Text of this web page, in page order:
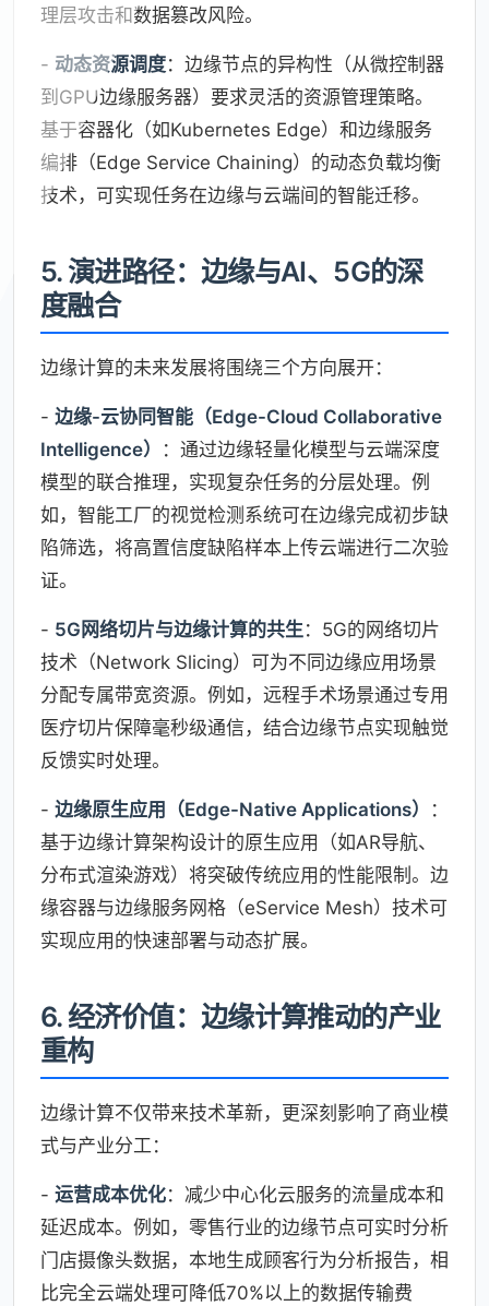
理层攻击和数据篡改风险。
- 动态资源调度：边缘节点的异构性（从微控制器
到GPU边缘服务器）要求灵活的资源管理策略。
基于容器化（如Kubernetes Edge）和边缘服务
编排（Edge Service Chaining）的动态负载均衡
技术，可实现任务在边缘与云端间的智能迁移。
5. 演进路径：边缘与AI、5G的深
度融合
边缘计算的未来发展将围绕三个方向展开：
- 边缘-云协同智能（Edge-Cloud Collaborative
Intelligence）
：通过边缘轻量化模型与云端深度
模型的联合推理，实现复杂任务的分层处理。例
如，智能工厂的视觉检测系统可在边缘完成初步缺
陷筛选，将高置信度缺陷样本上传云端进行二次验
证。
- 5G网络切片与边缘计算的共生：5G的网络切片
技术（Network Slicing）可为不同边缘应用场景
分配专属带宽资源。例如，远程手术场景通过专用
医疗切片保障毫秒级通信，结合边缘节点实现触觉
反馈实时处理。
- 边缘原生应用（Edge-Native Applications）
：
基于边缘计算架构设计的原生应用（如AR导航、
分布式渲染游戏）将突破传统应用的性能限制。边
缘容器与边缘服务网格（eService Mesh）技术可
实现应用的快速部署与动态扩展。
6. 经济价值：边缘计算推动的产业
重构
边缘计算不仅带来技术革新，更深刻影响了商业模
式与产业分工：
- 运营成本优化：减少中心化云服务的流量成本和
延迟成本。例如，零售行业的边缘节点可实时分析
门店摄像头数据，本地生成顾客行为分析报告，相
比完全云端处理可降低70%以上的数据传输费